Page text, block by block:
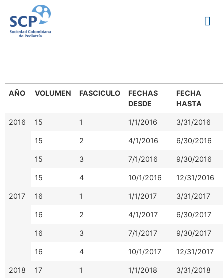
AÑO VOLUMEN FASCICULO
FECHAS
DESDE
FECHA
HASTA
2016 15 1 1/1/2016 3/31/2016
15 2 4/1/2016 6/30/2016
15 3 7/1/2016 9/30/2016
15 4 10/1/2016 12/31/2016
2017 16 1 1/1/2017 3/31/2017
16 2 4/1/2017 6/30/2017
16 3 7/1/2017 9/30/2017
16 4 10/1/2017 12/31/2017
2018 17 1 1/1/2018 3/31/2018